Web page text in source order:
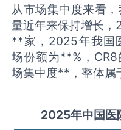
从市场集中度来看
量近年来保持增长
**家，2025年我国
场份额为**%，
场集中度**，整体属
2025年中国医